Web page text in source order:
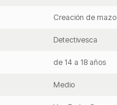
Creación de mazo
Detectivesca
de 14 a 18 años
Medio